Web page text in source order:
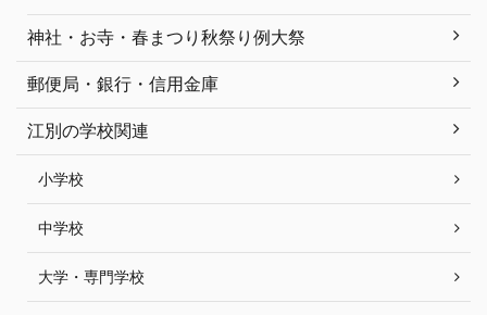
神社・お寺・春まつり秋祭り例大祭
郵便局・銀行・信用金庫
江別の学校関連
小学校
中学校
大学・専門学校